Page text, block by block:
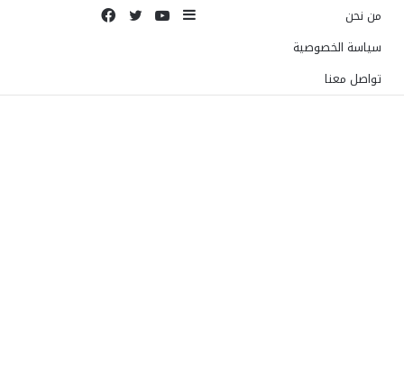
من نحن
سياسة الخصوصية
تواصل معنا
إضافة يوتيوبتويتر